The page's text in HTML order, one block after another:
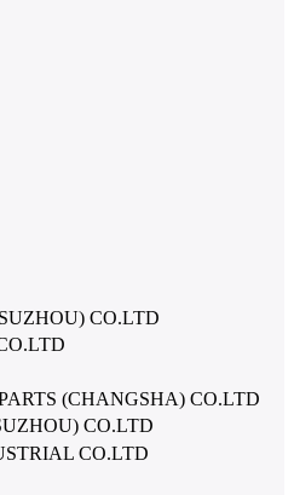
CO.LTD
(CHANGSHA) CO.LTD
CO.LTD
CO.LTD